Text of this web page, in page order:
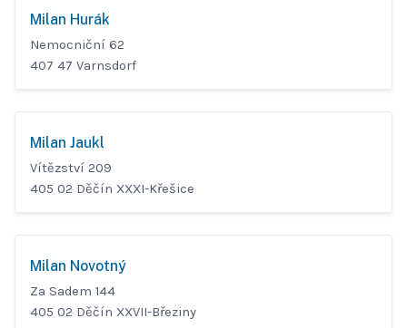
Milan Hurák
Nemocniční 62
407 47 Varnsdorf
Milan Jaukl
Vítězství 209
405 02 Děčín XXXI-Křešice
Milan Novotný
Za Sadem 144
405 02 Děčín XXVII-Březiny